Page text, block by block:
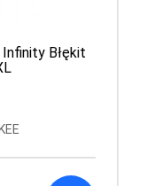
Błękit